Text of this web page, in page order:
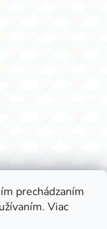
prechádzaním
Viac